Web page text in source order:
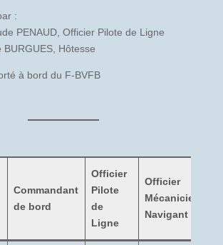
:
PENAUD, Officier Pilote de Ligne
BURGUES, Hôtesse
à bord du F-BVFB
Commandant
de bord
Officier
Pilote
de
Ligne
Officier
Mécanicien
Navigant